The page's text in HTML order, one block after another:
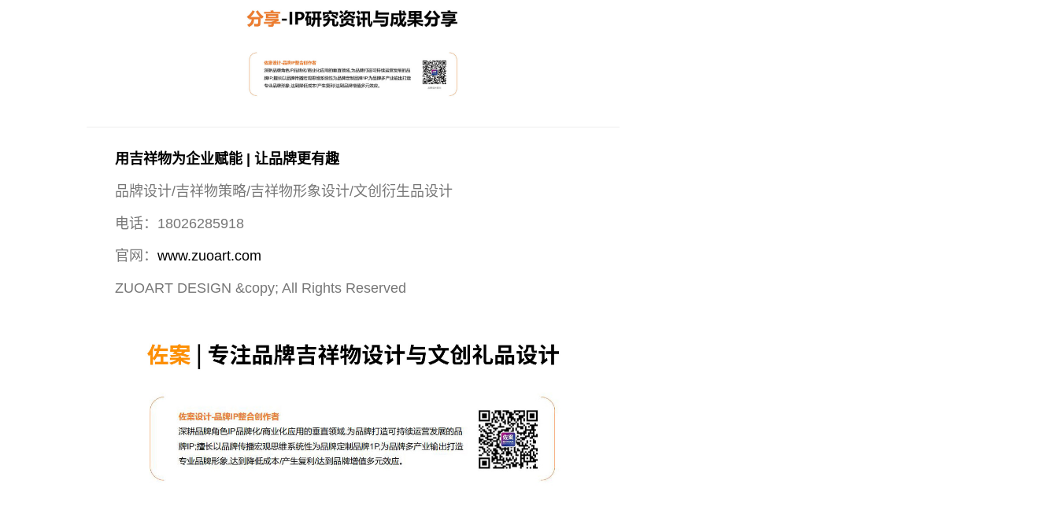
用吉祥物为企业赋能 | 让品牌更有趣
品牌设计/吉祥物策略/吉祥物形象设计/文创衍生品设计
电话：18026285918
官网： www.zuoart.com
ZUOART DESIGN &copy; All Rights Reserved
文创产品设计的成本控制——实战技巧 | IP设计公
司-佐案设计
成功案例：品牌IP设计的视觉体系 | IP设计公司-佐
案设计